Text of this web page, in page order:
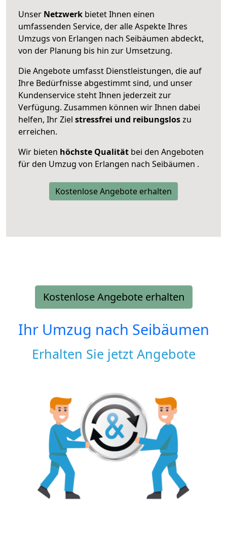
Unser Netzwerk bietet Ihnen einen
umfassenden Service, der alle Aspekte Ihres
Umzugs von Erlangen nach Seibäumen abdeckt,
von der Planung bis hin zur Umsetzung.
Die Angebote umfasst Dienstleistungen, die auf
Ihre Bedürfnisse abgestimmt sind, und unser
Kundenservice steht Ihnen jederzeit zur
Verfügung. Zusammen können wir Ihnen dabei
helfen, Ihr Ziel stressfrei und reibungsloszu
erreichen.
Wir bieten höchste Qualität bei den Angeboten
für den Umzug von Erlangen nach Seibäumen .
Kostenlose Angebote erhalten
Kostenlose Angebote erhalten
Ihr Umzug nach Seibäumen
Erhalten Sie jetzt Angebote